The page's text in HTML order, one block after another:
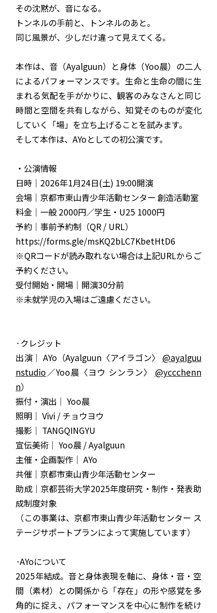
その沈黙が、音になる。
トンネルの手前と、トンネルのあと。
同じ風景が、少しだけ違って見えてくる。
本作は、音（Ayalguun）と身体（Yoo晨）の二人
によるパフォーマンスです。生命と生命の間に生
まれる気配を手がかりに、観客のみなさんと同じ
時間と空間を共有しながら、知覚そのものが変化
していく「場」を立ち上げることを試みます。
そして本作は、AYoとしての初公演です。
・公演情報
日時｜2026年1月24日(土) 19:00開演
会場｜京都市東山青少年活動センター 創造活動室
料金｜一般 2000円／学生・U25 1000円
予約｜事前予約制（QR / URL）
https://forms.gle/msKQ2bLC7KbetHtD6
※QRコードが読み取れない場合は上記URLからご
予約ください。
受付開始・開場｜開演30分前
※未就学児の入場はご遠慮ください。
·クレジット
出演｜ AYo（Ayalguun〈アイラゴン〉 @ayalguu
nstudio ／Yoo晨〈ヨウ シンラン〉 @yccchenn
n）
振付・演出｜ Yoo晨
照明｜ Vivi / チョウヨウ
撮影｜ TANGQINGYU
宣伝美術｜ Yoo晨 / Ayalguun
主催・企画製作｜ AYo
共催｜京都市東山青少年活動センター
助成｜京都芸術大学2025年度研究・制作・発表助
成制度対象
（この事業は、京都市東山青少年活動センター ス
テージサポートプランによって実施しています）
·AYoについて
2025年結成。音と身体表現を軸に、身体・音・空
間（素材）との関係から「存在」の形や感覚を多
角的に捉え、パフォーマンスを中心に制作を続け